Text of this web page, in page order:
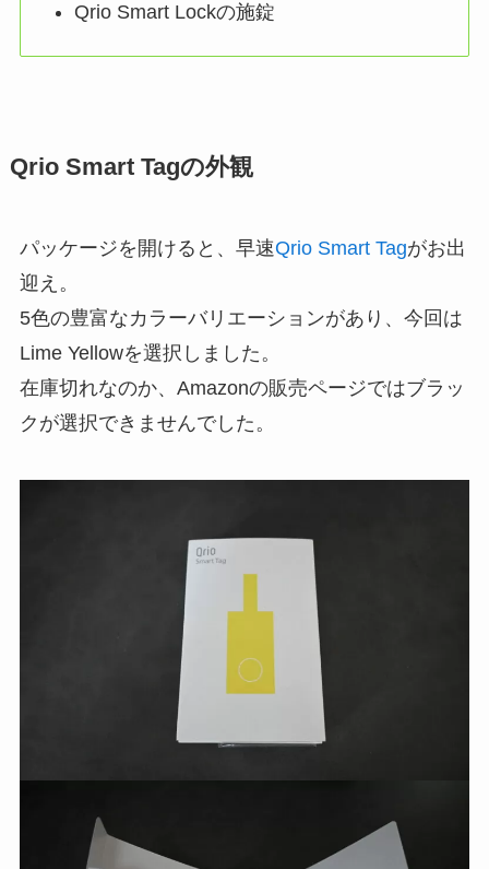
Qrio Smart Lockの施錠
Qrio Smart Tagの外観
パッケージを開けると、早速Qrio Smart Tagがお出
迎え。
5色の豊富なカラーバリエーションがあり、今回は
Lime Yellowを選択しました。
在庫切れなのか、Amazonの販売ページではブラッ
クが選択できませんでした。